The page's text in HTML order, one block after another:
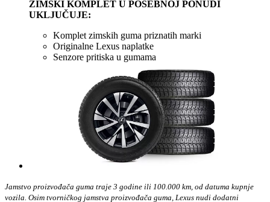
ZIMSKI KOMPLET U POSEBNOJ PONUDI
UKLJUČUJE:
Komplet zimskih guma priznatih marki
Originalne Lexus naplatke
Senzore pritiska u gumama
Jamstvo proizvođača guma traje 3 godine ili 100.000 km, od datuma kupnje
vozila. Osim tvorničkog jamstva proizvođača guma, Lexus nudi dodatni